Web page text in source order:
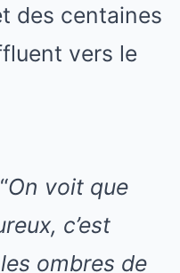
des centaines
vers le
On voit que
c’est
ombres de